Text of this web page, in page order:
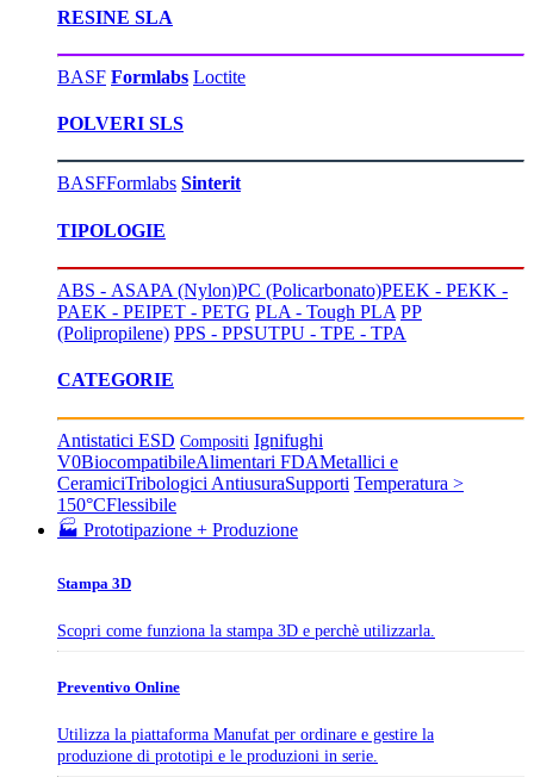
RESINE SLA
BASF Formlabs Loctite
POLVERI SLS
BASFFormlabs Sinterit
TIPOLOGIE
ABS - ASAPA (Nylon)PC (Policarbonato)PEEK - PEKK -
PAEK - PEIPET - PETG PLA - Tough PLA PP
(Polipropilene) PPS - PPSUTPU - TPE - TPA
CATEGORIE
Antistatici ESD Compositi Ignifughi
V0BiocompatibileAlimentari FDAMetallici e
CeramiciTribologici AntiusuraSupporti Temperatura >
150°CFlessibile
🏭 Prototipazione + Produzione
Stampa 3D
Scopri come funziona la stampa 3D e perchè utilizzarla.
Preventivo Online
Utilizza la piattaforma Manufat per ordinare e gestire la
produzione di prototipi e le produzioni in serie.